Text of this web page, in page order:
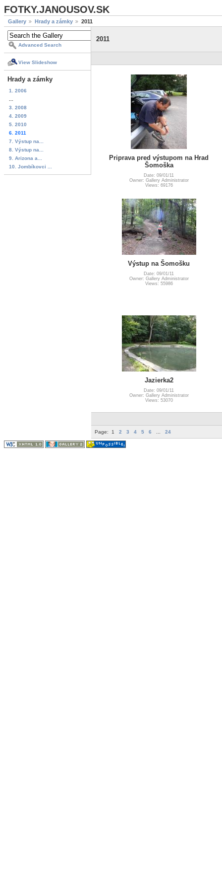
FOTKY.JANOUSOV.SK
Gallery Hrady a zámky 2011
Advanced Search
View Slideshow
Hrady a zámky
1. 2006
3. 2008
4. 2009
5. 2010
6. 2011
7. Výstup na...
8. Výstup na...
9. Arizona a...
10. Jombíkovci ...
2011
Priprava pred výstupom na Hrad
Šomoška
Date: 09/01/11
Owner: Gallery Administrator
Views: 69176
Výstup na Šomošku
Date: 09/01/11
Owner: Gallery Administrator
Views: 55986
Jazierka2
Date: 09/01/11
Owner: Gallery Administrator
Views: 53070
Page: 1 2 3 4 5 6 24